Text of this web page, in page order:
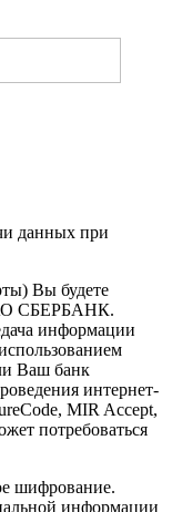
данных при
Вы будете
СБЕРБАНК.
информации
Ваш банк
интернет-
MIR Accept,
потребоваться
шифрование.
информации